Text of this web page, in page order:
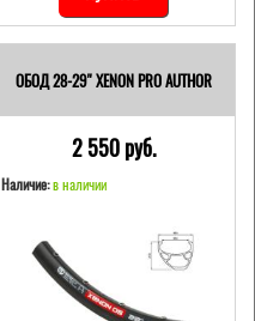
ОБОД 28-29" XENON PRO AUTHOR
2 550 pуб.
Наличие: в наличии